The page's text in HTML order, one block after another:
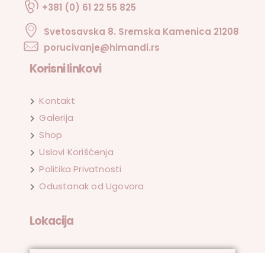
+381 (0) 61 22 55 825
Svetosavska 8. Sremska Kamenica 21208
porucivanje@himandi.rs
Korisni linkovi
Kontakt
Galerija
Shop
Uslovi Korišćenja
Politika Privatnosti
Odustanak od Ugovora
Lokacija